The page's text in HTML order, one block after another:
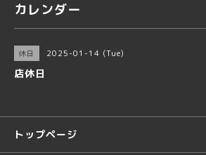
カレンダー
休日 2025-01-14 (Tue)
店休日
トップページ